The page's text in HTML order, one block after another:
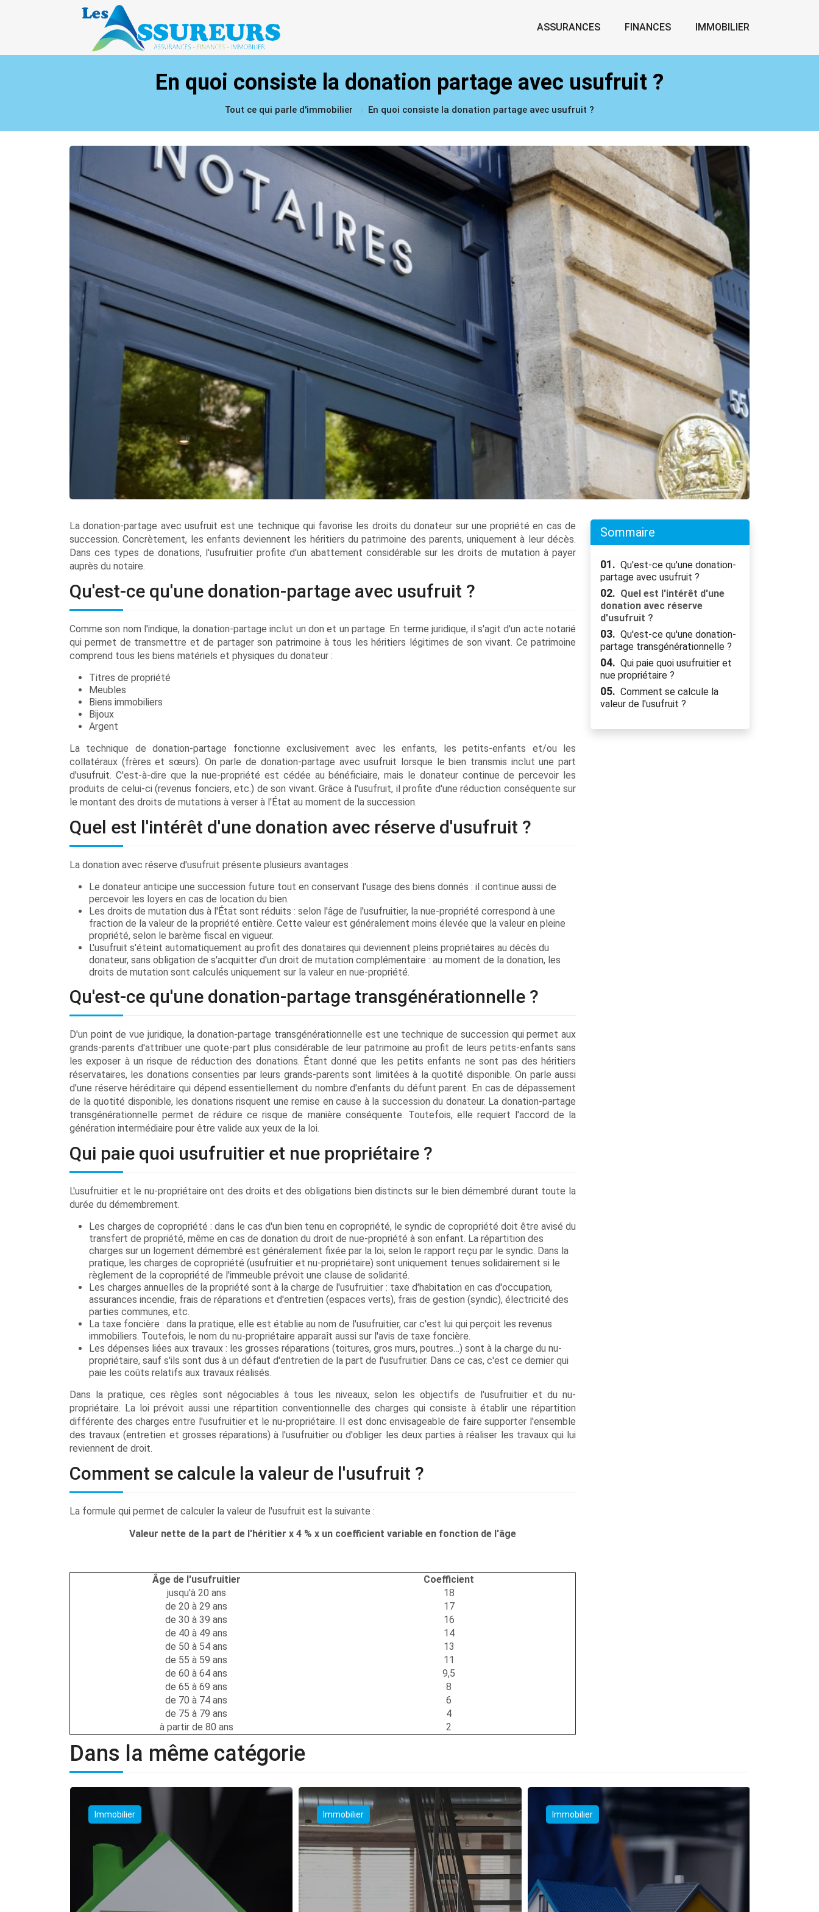
ASSURANCES FINANCES IMMOBILIER
En quoi consiste la donation partage avec usufruit ?
Tout ce qui parle d'immobilier En quoi consiste la donation partage avec usufruit ?
La donation-partage avec usufruit est une technique qui favorise les droits du donateur sur une propriété en cas de
succession. Concrètement, les enfants deviennent les héritiers du patrimoine des parents, uniquement à leur décès.
Dans ces types de donations, l'usufruitier profite d'un abattement considérable sur les droits de mutation à payer
auprès du notaire.
Qu'est-ce qu'une donation-partage avec usufruit ?
Comme son nom l'indique, la donation-partage inclut un don et un partage. En terme juridique, il s'agit d'un acte notarié
qui permet de transmettre et de partager son patrimoine à tous les héritiers légitimes de son vivant. Ce patrimoine
comprend tous les biens matériels et physiques du donateur :
Titres de propriété
Meubles
Biens immobiliers
Bijoux
Argent
La technique de donation-partage fonctionne exclusivement avec les enfants, les petits-enfants et/ou les
collatéraux (frères et sœurs). On parle de donation-partage avec usufruit lorsque le bien transmis inclut une part
d'usufruit. C'est-à-dire que la nue-propriété est cédée au bénéficiaire, mais le donateur continue de percevoir les
produits de celui-ci (revenus fonciers, etc.) de son vivant. Grâce à l'usufruit, il profite d'une réduction conséquente sur
le montant des droits de mutations à verser à l'État au moment de la succession.
Quel est l'intérêt d'une donation avec réserve d'usufruit ?
La donation avec réserve d'usufruit présente plusieurs avantages :
Le donateur anticipe une succession future tout en conservant l'usage des biens donnés : il continue aussi de
percevoir les loyers en cas de location du bien.
Les droits de mutation dus à l'État sont réduits : selon l'âge de l'usufruitier, la nue-propriété correspond à une
fraction de la valeur de la propriété entière. Cette valeur est généralement moins élevée que la valeur en pleine
propriété, selon le barème fiscal en vigueur.
L'usufruit s'éteint automatiquement au profit des donataires qui deviennent pleins propriétaires au décès du
donateur, sans obligation de s'acquitter d'un droit de mutation complémentaire : au moment de la donation, les
droits de mutation sont calculés uniquement sur la valeur en nue-propriété.
Qu'est-ce qu'une donation-partage transgénérationnelle ?
D'un point de vue juridique, la donation-partage transgénérationnelle est une technique de succession qui permet aux
grands-parents d'attribuer une quote-part plus considérable de leur patrimoine au profit de leurs petits-enfants sans
les exposer à un risque de réduction des donations. Étant donné que les petits enfants ne sont pas des héritiers
réservataires, les donations consenties par leurs grands-parents sont limitées à la quotité disponible. On parle aussi
d'une réserve héréditaire qui dépend essentiellement du nombre d'enfants du défunt parent. En cas de dépassement
de la quotité disponible, les donations risquent une remise en cause à la succession du donateur. La donation-partage
transgénérationnelle permet de réduire ce risque de manière conséquente. Toutefois, elle requiert l'accord de la
génération intermédiaire pour être valide aux yeux de la loi.
Qui paie quoi usufruitier et nue propriétaire ?
L'usufruitier et le nu-propriétaire ont des droits et des obligations bien distincts sur le bien démembré durant toute la
durée du démembrement.
Les charges de copropriété : dans le cas d'un bien tenu en copropriété, le syndic de copropriété doit être avisé du
transfert de propriété, même en cas de donation du droit de nue-propriété à son enfant. La répartition des
charges sur un logement démembré est généralement fixée par la loi, selon le rapport reçu par le syndic. Dans la
pratique, les charges de copropriété (usufruitier et nu-propriétaire) sont uniquement tenues solidairement si le
règlement de la copropriété de l'immeuble prévoit une clause de solidarité.
Les charges annuelles de la propriété sont à la charge de l'usufruitier : taxe d'habitation en cas d'occupation,
assurances incendie, frais de réparations et d'entretien (espaces verts), frais de gestion (syndic), électricité des
parties communes, etc.
La taxe foncière : dans la pratique, elle est établie au nom de l'usufruitier, car c'est lui qui perçoit les revenus
immobiliers. Toutefois, le nom du nu-propriétaire apparaît aussi sur l'avis de taxe foncière.
Les dépenses liées aux travaux : les grosses réparations (toitures, gros murs, poutres…) sont à la charge du nu-
propriétaire, sauf s'ils sont dus à un défaut d'entretien de la part de l'usufruitier. Dans ce cas, c'est ce dernier qui
paie les coûts relatifs aux travaux réalisés.
Dans la pratique, ces règles sont négociables à tous les niveaux, selon les objectifs de l'usufruitier et du nu-
propriétaire. La loi prévoit aussi une répartition conventionnelle des charges qui consiste à établir une répartition
différente des charges entre l'usufruitier et le nu-propriétaire. Il est donc envisageable de faire supporter l'ensemble
des travaux (entretien et grosses réparations) à l'usufruitier ou d'obliger les deux parties à réaliser les travaux qui lui
reviennent de droit.
Comment se calcule la valeur de l'usufruit ?
La formule qui permet de calculer la valeur de l'usufruit est la suivante :
Valeur nette de la part de l'héritier x 4 % x un coefficient variable en fonction de l'âge
Âge de l'usufruitier
Coefficient
jusqu'à 20 ans
18
de 20 à 29 ans
17
de 30 à 39 ans
16
de 40 à 49 ans
14
de 50 à 54 ans
13
de 55 à 59 ans
11
de 60 à 64 ans
9,5
de 65 à 69 ans
8
de 70 à 74 ans
6
de 75 à 79 ans
4
à partir de 80 ans
2
Sommaire
01. Qu'est-ce qu'une donation-
partage avec usufruit ?
02. Quel est l'intérêt d'une
donation avec réserve
d'usufruit ?
03. Qu'est-ce qu'une donation-
partage transgénérationnelle ?
04. Qui paie quoi usufruitier et
nue propriétaire ?
05. Comment se calcule la
valeur de l'usufruit ?
Dans la même catégorie
Immobilier Immobilier Immobilier